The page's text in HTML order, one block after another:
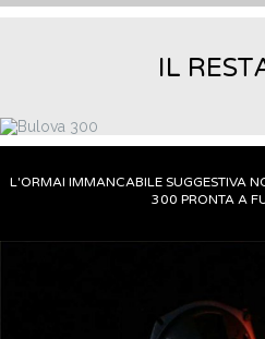
IL
L'ORMAI IMMANCABILE SUGGESTIVA
300 PRONTA A